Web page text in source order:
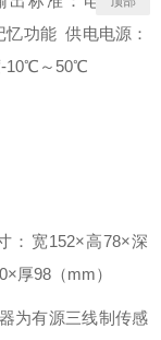
忆功能 供电电源：
-10℃～ 50℃
：宽152×高78×深
×厚98 （mm）
为有源三线制传感